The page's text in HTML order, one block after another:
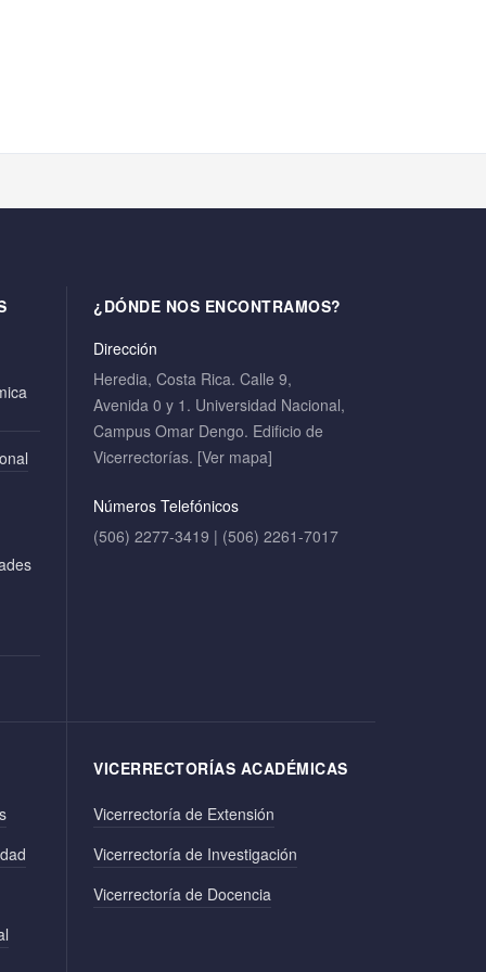
¿DÓNDE NOS ENCONTRAMOS?
Dirección
Heredia, Costa Rica. Calle 9,
Avenida 0 y 1. Universidad Nacional,
Campus Omar Dengo. Edificio de
Vicerrectorías. [Ver mapa]
Números Telefónicos
(506) 2277-3419 | (506) 2261-7017
VICERRECTORÍAS ACADÉMICAS
Vicerrectoría de Extensión
Vicerrectoría de Investigación
Vicerrectoría de Docencia